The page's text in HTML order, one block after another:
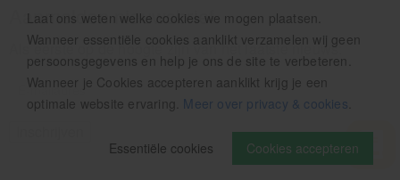
Laat ons weten welke cookies we mogen plaatsen.
Wanneer essentiële cookies aanklikt verzamelen wij geen
persoonsgegevens en help je ons de site te verbeteren.
Wanneer je Cookies accepteren aanklikt krijg je een
optimale website ervaring. Meer over privacy & cookies
Cookies accepteren
Essentiële cookies
Aanmelden nieuwsbrief
Als eerste op de hoogte zijn van het laatste nieuws: